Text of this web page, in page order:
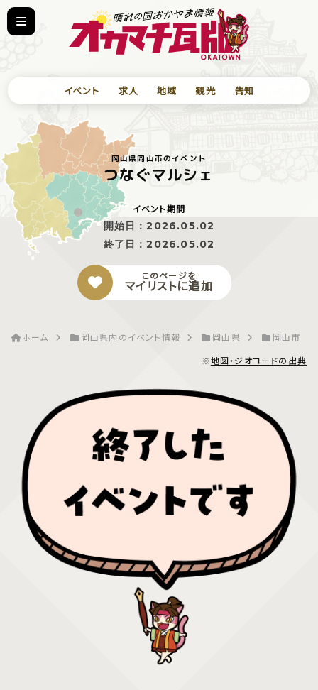
イベント 求人 地域 観光 告知
岡山県岡山市のイベント
つなぐマルシェ
イベント期間
開始日：2026.05.02
終了日：2026.05.02
このページを
マイリストに追加
ホーム 岡山県内のイベント情報 岡山県
岡山市
※地図・ジオコードの出典